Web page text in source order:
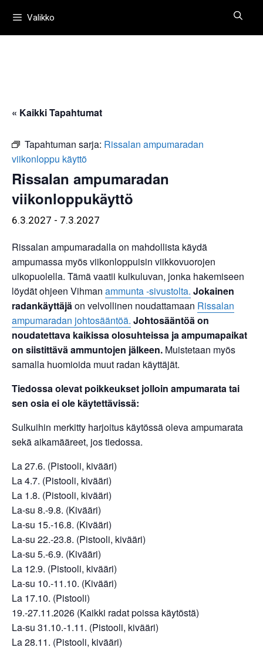
sisältöönValikko
« Kaikki Tapahtumat
Tapahtuman sarja: Rissalan ampumaradan
viikonloppu käyttö
Rissalan ampumaradan
viikonloppukäyttö
6.3.2027 - 7.3.2027
Rissalan ampumaradalla on mahdollista käydä
ampumassa myös viikonloppuisin viikkovuorojen
ulkopuolella. Tämä vaatii kulkuluvan, jonka hakemiseen
löydät ohjeen Vihman ammunta -sivustolta. Jokainen
radankäyttäjäon velvollinen noudattamaan Rissalan
ampumaradan johtosääntöä. Johtosääntöä on
noudatettava kaikissa olosuhteissa ja ampumapaikat
on siistittävä ammuntojen jälkeen. Muistetaan myös
samalla huomioida muut radan käyttäjät.
Tiedossa olevat poikkeukset jolloin ampumarata tai
sen osia ei ole käytettävissä:
Sulkuihin merkitty harjoitus käytössä oleva ampumarata
sekä aikamääreet, jos tiedossa.
La 27.6. (Pistooli, kivääri)
La 4.7. (Pistooli, kivääri)
La 1.8. (Pistooli, kivääri)
La-su 8.-9.8. (Kivääri)
La-su 15.-16.8. (Kivääri)
La-su 22.-23.8. (Pistooli, kivääri)
La-su 5.-6.9. (Kivääri)
La 12.9. (Pistooli, kivääri)
La-su 10.-11.10. (Kivääri)
La 17.10. (Pistooli)
19.-27.11.2026 (Kaikki radat poissa käytöstä)
La-su 31.10.-1.11. (Pistooli, kivääri)
La 28.11. (Pistooli, kivääri)